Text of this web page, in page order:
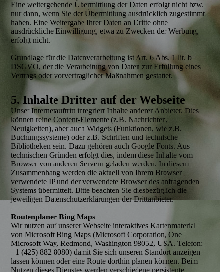
Eine weitergehende Übermittlung der Daten erfolgt nicht bzw.
nur dann, wenn Sie der Übermittlung ausdrücklich zugestimmt
haben. Eine Weitergabe Ihrer Daten an Dritte ohne
ausdrückliche Einwilligung, etwa zu Zwecken der Werbung,
erfolgt nicht.
Grundlage für die Datenverarbeitung ist Art. 6 Abs. 1 lit. b
DSGVO, der die Verarbeitung von Daten zur Erfüllung eines
Vertrags oder vorvertraglicher Maßnahmen gestattet.
5. Inhalte Dritter auf der Webseite
Unser Internetauftritt integriert Inhalte anderer Anbieter. Dies
können reine Content-Elemente (z.B. Nachrichten,
Neuigkeiten), aber auch Widgets (Funktionen, wie z.B.
Buchungssysteme) oder z.B. Schriften und technische
Bibliotheken sein. Dazu gehören auch Google Fonts. Aus
technischen Gründen erfolgt dies, indem diese Inhalte vom
Browser von anderen Servern geladen werden. In diesem
Zusammenhang werden die aktuell von Ihrem Browser
verwendete IP und der verwendete Browser des anfragenden
Systems übermittelt. Bitte beachten Sie diesbezüglich die
jeweiligen Datenschutzerklärungen der Drittanbieter.
Routenplaner Bing Maps
Wir nutzen auf unserer Webseite interaktives Kartenmaterial
von Microsoft Bing Maps (Microsoft Corporation, One
Microsoft Way, Redmond, Washington 98052, USA. Telefon:
+1 (425) 882 8080) damit Sie sich unseren Standort anzeigen
lassen können oder eine Route dorthin planen können. Beim
Nutzen dieses Dienstes werden verschiedene persistente